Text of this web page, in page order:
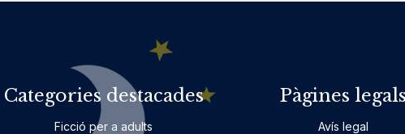
Categories destacades
Ficció per a adults
Pàgines legals
Avís legal